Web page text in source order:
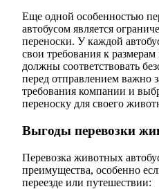
Еще одной особенностью
автобусом является
переноски. У каждой
свои требования к
должны соответствовать
перед отправлением важно
требования компании и
переноску для своего
Выгоды перевозки
Перевозка животных
преимущества, особенно
переезде или путешествии: